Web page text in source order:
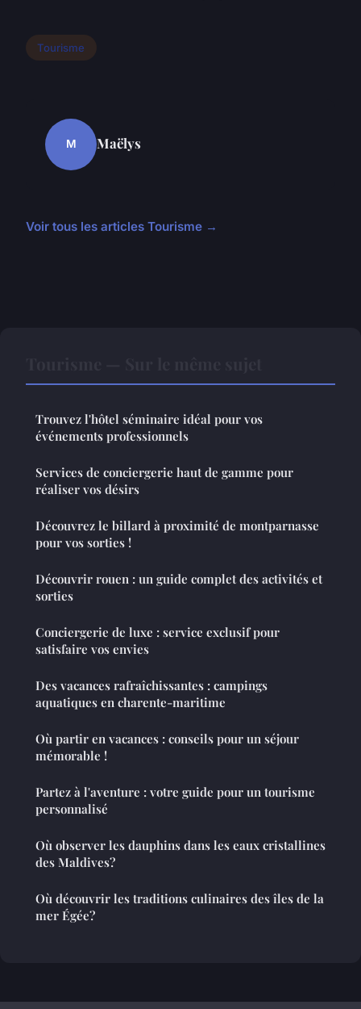
Tourisme
M Maëlys
Voir tous les articles Tourisme →
Trouvez l'hôtel séminaire idéal pour vos
événements professionnels
Services de conciergerie haut de gamme pour
réaliser vos désirs
Découvrez le billard à proximité de montparnasse
pour vos sorties !
Découvrir rouen : un guide complet des activités et
sorties
Conciergerie de luxe : service exclusif pour
satisfaire vos envies
Des vacances rafraîchissantes : campings
aquatiques en charente-maritime
Où partir en vacances : conseils pour un séjour
mémorable !
Partez à l'aventure : votre guide pour un tourisme
personnalisé
Où observer les dauphins dans les eaux cristallines
des Maldives?
Où découvrir les traditions culinaires des îles de la
mer Égée?